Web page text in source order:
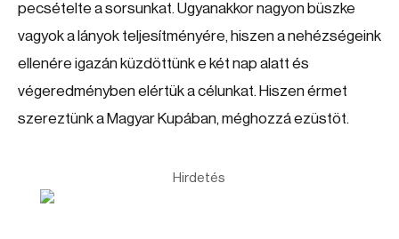
pecsételte a sorsunkat. Ugyanakkor nagyon büszke
vagyok a lányok teljesítményére, hiszen a nehézségeink
ellenére igazán küzdöttünk e két nap alatt és
végeredményben elértük a célunkat. Hiszen érmet
szereztünk a Magyar Kupában, méghozzá ezüstöt.
Hirdetés